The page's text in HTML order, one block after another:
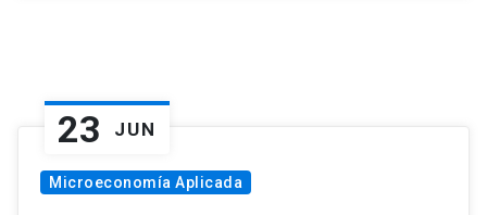
23 JUN
Microeconomía Aplicada